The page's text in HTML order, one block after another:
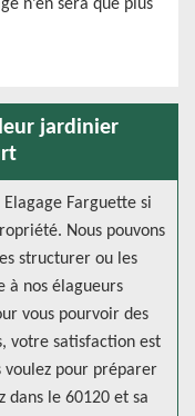
n’en sera que plus
jardinier
Farguette si
Nous pouvons
structurer ou les
à nos élagueurs
vous pourvoir des
votre satisfaction est
voulez pour préparer
dans le 60120 et sa